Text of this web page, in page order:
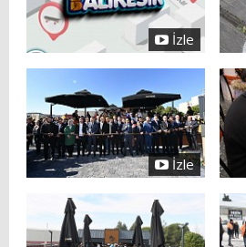
İzle
İzle